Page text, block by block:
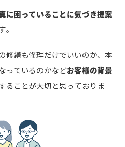
に困っていることに気づき提案
。
修繕も修理だけでいいのか、本
っているのかなどお客様の背景
ることが大切と思っておりま